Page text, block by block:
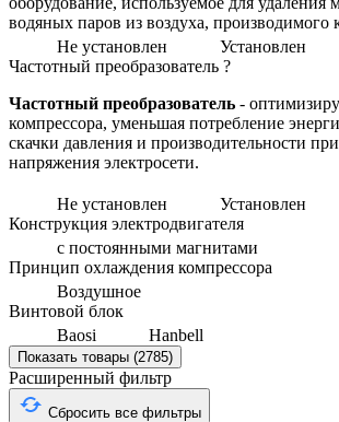
водяных паров из воздуха, производимого
Не установлен
Установлен
Частотный преобразователь ?
Частотный преобразователь -
компрессора, уменьшая потребление
скачки давления и производительности
напряжения электросети.
Не установлен
Установлен
Конструкция электродвигателя
с постоянными магнитами
Принцип охлаждения компрессора
Воздушное
Винтовой блок
Baosi
Hanbell
Показать товары (2785)
Расширенный фильтр
Сбросить все фильтры